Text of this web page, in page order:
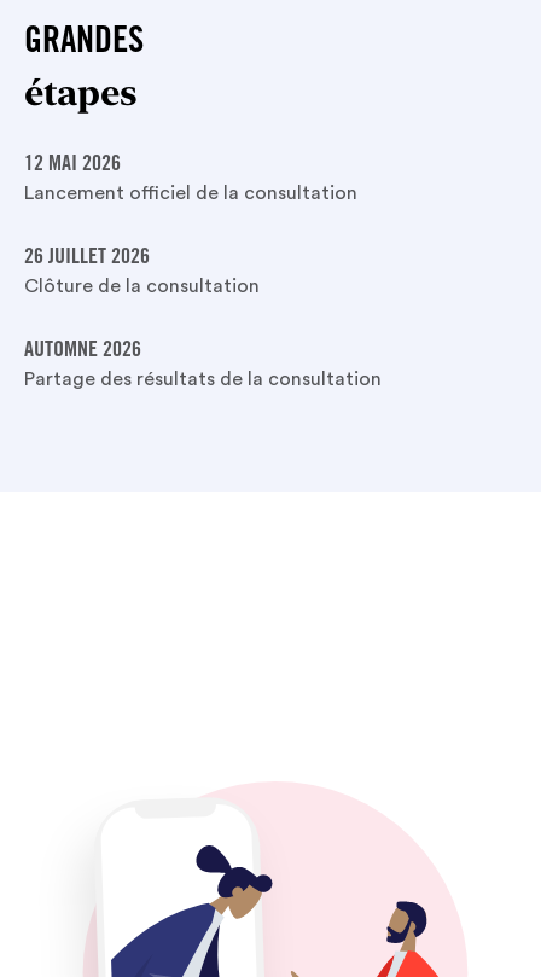
GRANDES
étapes
12 MAI 2026
Lancement officiel de la consultation
26 JUILLET 2026
Clôture de la consultation
AUTOMNE 2026
Partage des résultats de la consultation